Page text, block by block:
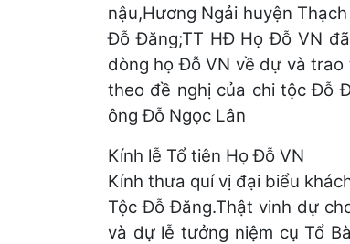
nậu,Hương Ngải huyện
Đỗ Đăng;TT HĐ Họ Đỗ VN
dòng họ Đỗ VN về dự và
theo đề nghị của chi tộc Đỗ
ông Đỗ Ngọc Lân
Kính lễ Tổ tiên Họ Đỗ VN
Kính thưa quí vị đại biểu
Tộc Đỗ Đăng.Thật vinh dự
và dự lễ tưởng niệm cụ Tổ